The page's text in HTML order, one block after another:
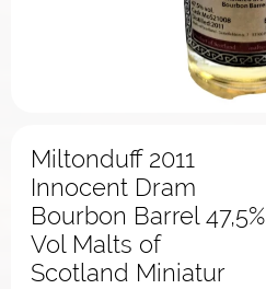
Miltonduff 2011
Innocent Dram
Bourbon Barrel 47,5%
Vol Malts of
Scotland Miniatur